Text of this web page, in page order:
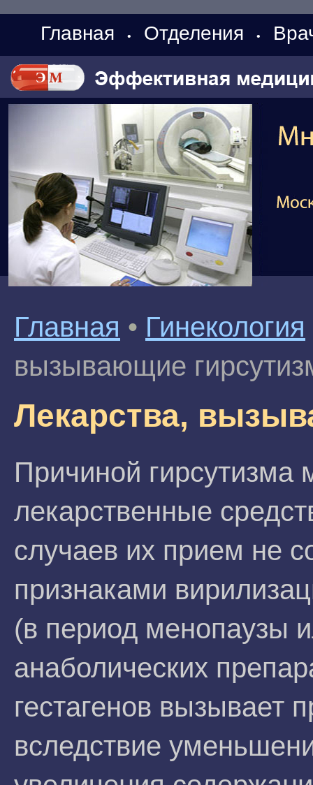
Главная • Отделения •
Главная • Гинекология
вызывающие
Лекарства,
Причиной гирсутизма
лекарственные
случаев их прием не
признаками
(в период менопаузы
анаболических
гестагенов вызывает
вследствие